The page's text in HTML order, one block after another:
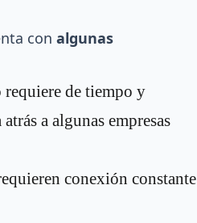
con algunas
de tiempo y
a algunas empresas
conexión constante